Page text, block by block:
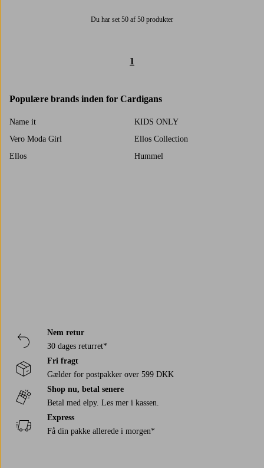
Du har set 50 af 50 produkter
1
Populære brands inden for Cardigans
Name it
KIDS ONLY
Vero Moda Girl
Ellos Collection
Ellos
Hummel
Nem retur
30 dages returret*
Fri fragt
Gælder for postpakker over 599 DKK
Shop nu, betal senere
Betal med elpy. Les mer i kassen.
Express
Få din pakke allerede i morgen*